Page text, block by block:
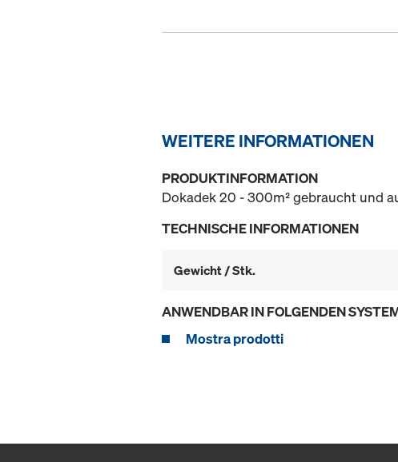
WEITERE INFORMATIONEN
PRODUKTINFORMATION
Dokadek 20 - 300m² gebraucht und
TECHNISCHE INFORMATIONEN
Gewicht / Stk.
ANWENDBAR IN FOLGENDEN
Mostra prodotti